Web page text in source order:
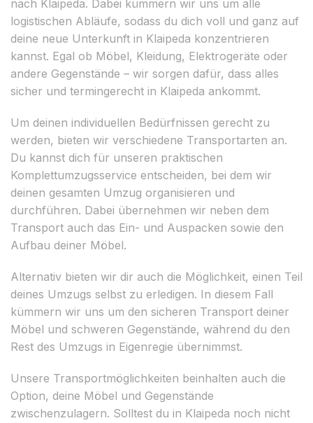
nach Klaipeda. Dabei kümmern wir uns um alle
logistischen Abläufe, sodass du dich voll und ganz auf
deine neue Unterkunft in Klaipeda konzentrieren
kannst. Egal ob Möbel, Kleidung, Elektrogeräte oder
andere Gegenstände – wir sorgen dafür, dass alles
sicher und termingerecht in Klaipeda ankommt.
Um deinen individuellen Bedürfnissen gerecht zu
werden, bieten wir verschiedene Transportarten an.
Du kannst dich für unseren praktischen
Komplettumzugsservice entscheiden, bei dem wir
deinen gesamten Umzug organisieren und
durchführen. Dabei übernehmen wir neben dem
Transport auch das Ein- und Auspacken sowie den
Aufbau deiner Möbel.
Alternativ bieten wir dir auch die Möglichkeit, einen Teil
deines Umzugs selbst zu erledigen. In diesem Fall
kümmern wir uns um den sicheren Transport deiner
Möbel und schweren Gegenstände, während du den
Rest des Umzugs in Eigenregie übernimmst.
Unsere Transportmöglichkeiten beinhalten auch die
Option, deine Möbel und Gegenstände
zwischenzulagern. Solltest du in Klaipeda noch nicht